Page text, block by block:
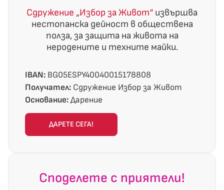
Сдружение „Избор за Живот“ извършва
нестопанска дейност в обществена
полза, за защита на живота на
неродените и техните майки.
IBAN: BG05ESPY40040015178808
Получател: Сдружение Избор за Живот
Основание:Дарение
ДАРЕТЕ СЕГА!
Споделете с приятели!